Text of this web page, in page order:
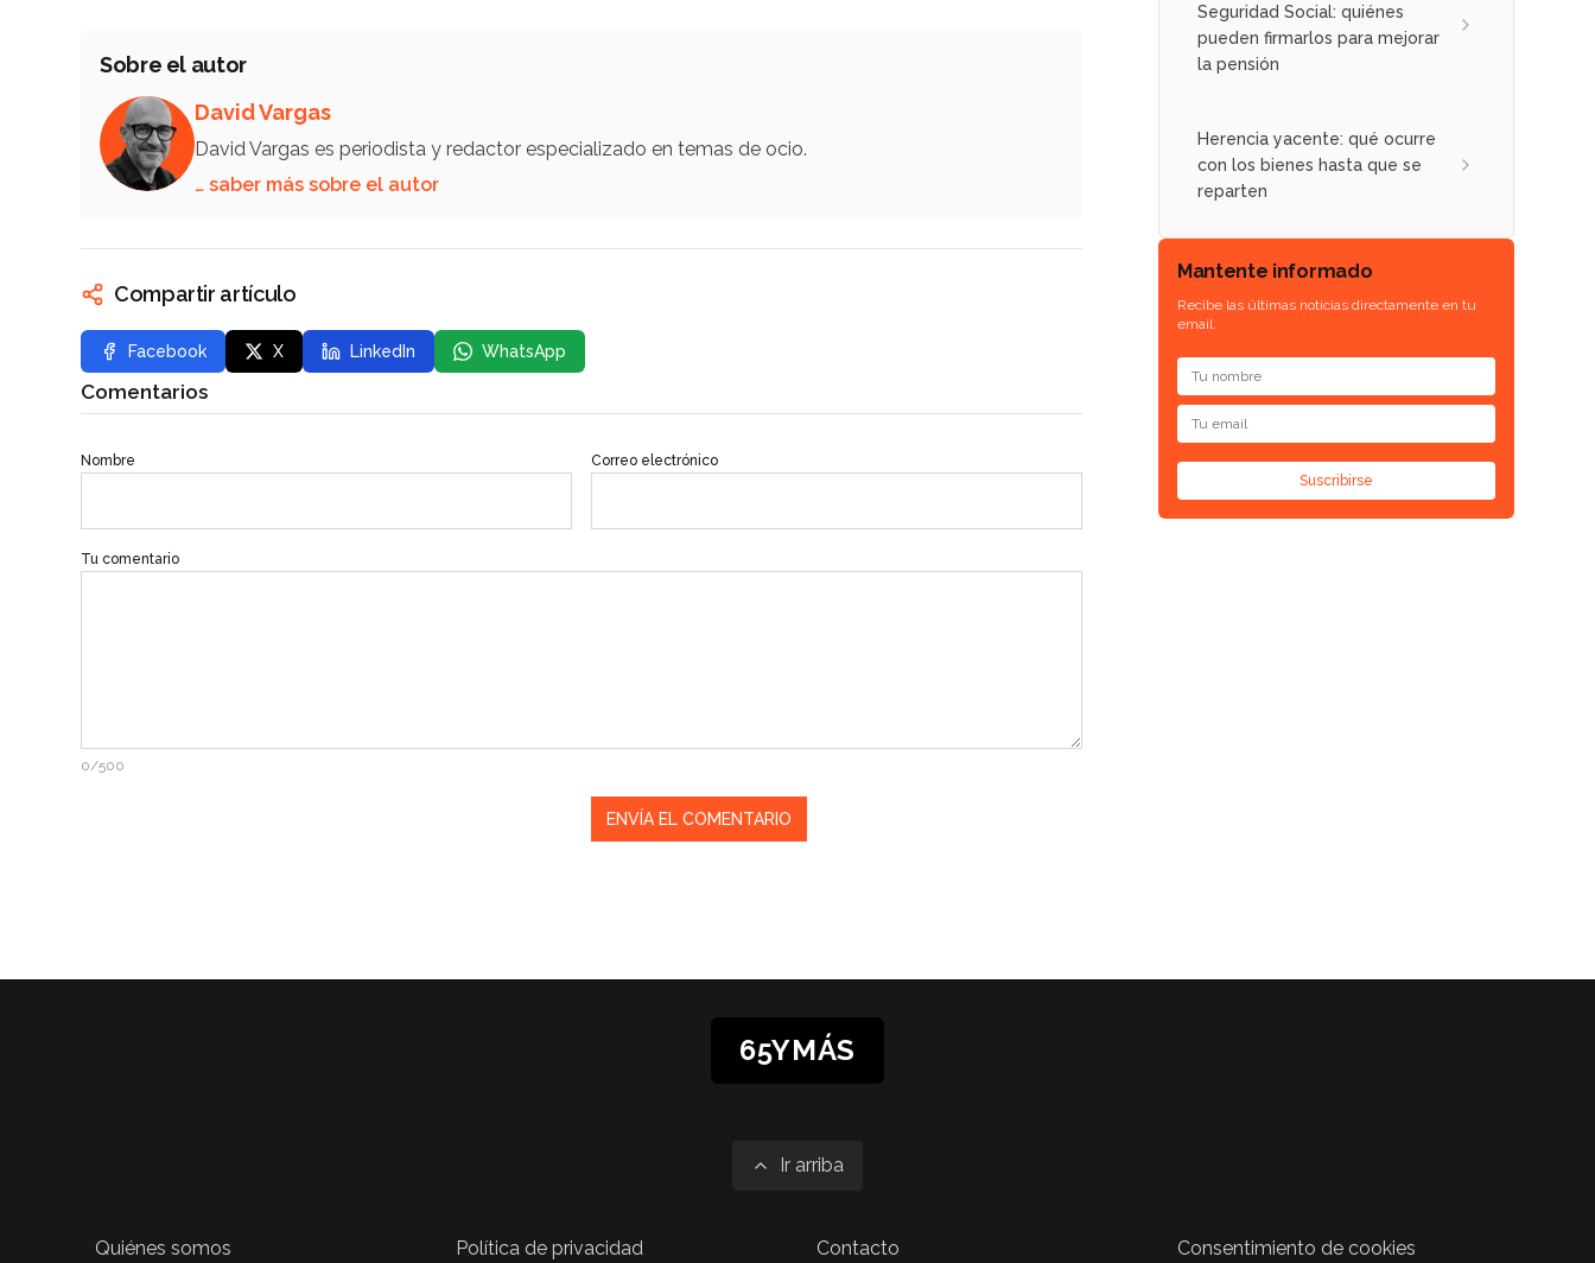
Sobre el autor
David Vargas
David Vargas es periodista y redactor especializado en temas de ocio.
… saber más sobre el autor
Compartir artículo
Facebook X LinkedIn WhatsApp
Comentarios
Nombre Correo electrónico
Tu comentario
0/500
Seguridad Social: quiénes
pueden firmarlos para mejorar
la pensión
Herencia yacente: qué ocurre
con los bienes hasta que se
reparten
Mantente informado
Recibe las últimas noticias directamente en tu
email.
Suscribirse
65YMÁS
Ir arriba
Quiénes somos Política de privacidad Contacto Consentimiento de cookies